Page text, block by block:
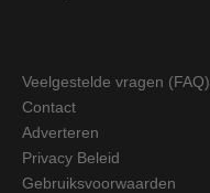
Veelgestelde vragen (FAQ)
Contact
Adverteren
Privacy Beleid
Gebruiksvoorwaarden